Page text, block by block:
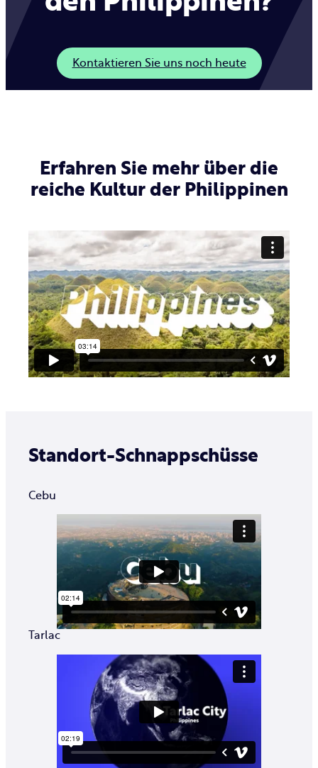
Kontaktieren Sie uns noch heute
Erfahren Sie mehr über die
reiche Kultur der Philippinen
Standort-Schnappschüsse
Cebu
Tarlac